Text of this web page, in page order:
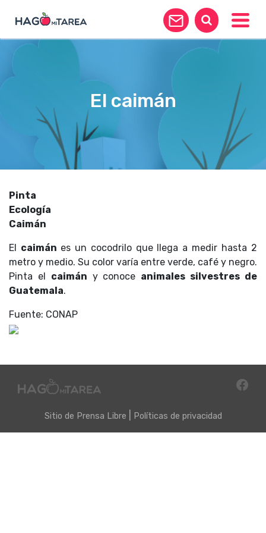
El caimán
Pinta
Ecología
Caimán
El caimán es un cocodrilo que llega a medir hasta 2
metro y medio. Su color varía entre verde, café y negro.
Pinta el caimán y conoce animales silvestres de
Guatemala.
Fuente: CONAP
Sitio de Prensa Libre Políticas de privacidad